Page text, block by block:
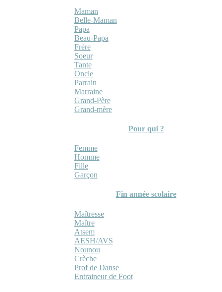
Maman
Belle-Maman
Papa
Beau-Papa
Frère
Soeur
Tante
Oncle
Parrain
Marraine
Grand-Père
Grand-mère
Pour qui ?
Femme
Homme
Fille
Garçon
Fin année scolaire
Maîtresse
Maître
Atsem
AESH/AVS
Nounou
Crèche
Prof de Danse
Entraineur de Foot